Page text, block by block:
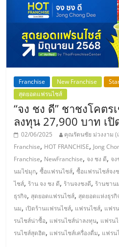
ไชส์,
ศูนย์
รวม
แฟ
รน
ไชส์
พร้อม
ทำเล
สำหรับ
Franchise New Franchise
สุดยอดแฟรนไชส์
“จง ชง ดี” ชาชงโคต
ลงทุน 27,900 บาท เปิ
02/06/2025 คุณรัตนชัย ม่วงงาม (
Franchise, HOT FRANCHISE, Jong
Franchise, NewFranchise, จง ชง ดี, จง
นมไข่มุก,ซื้อแฟรนไชส์,ซื้อแฟรนไชส์จง
ไชส์, ร้าน จง ชง ดี, ร้านจงชงดี, ร้านชาน
ธุรกิจ, สุดยอดแฟรนไชส์, สุดยอดแห่งธุรกิ
นม, เปิดร้านแฟรนไชส์, แฟรนไชส์, แฟร
รนไชส์น่าซื้อ, แฟรนไชส์น่าลงทุน, แฟรน
รนไชส์สุดฮิต, แฟรนไชส์เครื่องดื่ม, แฟรน